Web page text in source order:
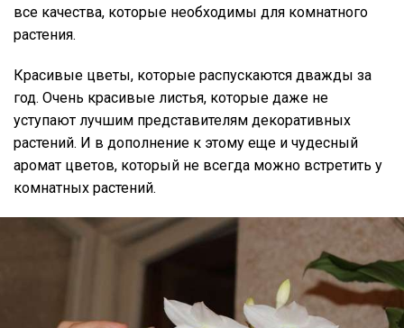
все качества, которые необходимы для комнатного
растения.
Красивые цветы, которые распускаются дважды за
год. Очень красивые листья, которые даже не
уступают лучшим представителям декоративных
растений. И в дополнение к этому еще и чудесный
аромат цветов, который не всегда можно встретить у
комнатных растений.